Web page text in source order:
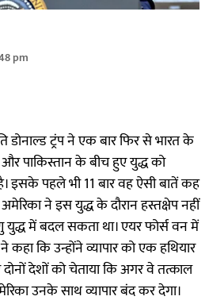
pm
डोनाल्ड ट्रंप ने एक बार फिर से भारत के
पाकिस्तान के बीच हुए युद्ध को
इसके पहले भी 11 बार वह ऐसी बातें कह
ने इस युद्ध के दौरान हस्तक्षेप नहीं
युद्ध में बदल सकता था। एयर फोर्स वन में
कहा कि उन्होंने व्यापार को एक हथियार
देशों को चेताया कि अगर वे तत्काल
उनके साथ व्यापार बंद कर देगा।